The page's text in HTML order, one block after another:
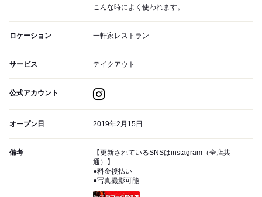
こんな時によく使われます。
ロケーション 一軒家レストラン
サービス テイクアウト
公式アカウント
オープン日 2019年2月15日
備考
【更新されているSNSはinstagram（全店共
通）】
●料金後払い
●写真撮影可能